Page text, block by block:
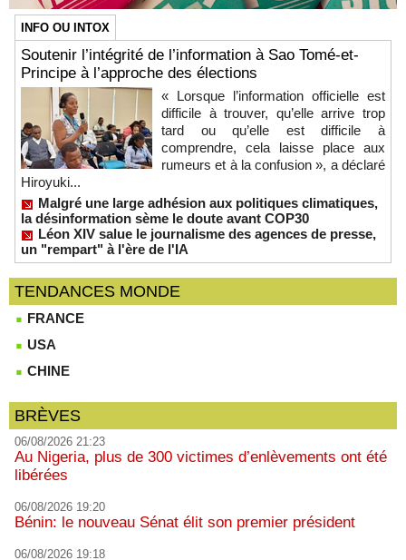
INFO OU INTOX
Soutenir l’intégrité de l’information à Sao Tomé-et-
Principe à l’approche des élections
« Lorsque l’information officielle est
difficile à trouver, qu’elle arrive trop
tard ou qu’elle est difficile à
comprendre, cela laisse place aux
rumeurs et à la confusion », a déclaré
Hiroyuki...
Malgré une large adhésion aux politiques climatiques,
la désinformation sème le doute avant COP30
Léon XIV salue le journalisme des agences de presse,
un "rempart" à l'ère de l'IA
TENDANCES MONDE
FRANCE
USA
CHINE
BRÈVES
06/08/2026 21:23
Au Nigeria, plus de 300 victimes d’enlèvements ont été
libérées
06/08/2026 19:20
Bénin: le nouveau Sénat élit son premier président
06/08/2026 19:18